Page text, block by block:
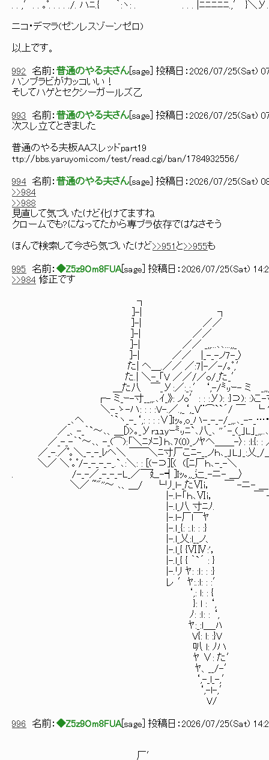
. . ,′. . ｡ﾟ. . . . ./. ハﾆ.{ ｀:ヽ: . . . . |ﾆﾆﾆﾆﾆ.,′ }＼У./
ニコ・デマラ(ゼンレスゾーンゼロ)
以上です。
992 名前： 普通のやる夫さん sage ] 投稿日： 2026/07/25(Sat)
ハンブラビがカッコいい！
そしてハゲとセクシーガールズ乙
993 名前： 普通のやる夫さん sage ] 投稿日： 2026/07/25(Sat)
次スレ立てときました
普通のやる夫板AAスレッドpart19
ttp://bbs.yaruyomi.com/test/read.cgi/ban/1784932556/
994 名前： 普通のやる夫さん sage ] 投稿日： 2026/07/25(Sat)
>>984
>>988
見直して気づいたけど化けてますね
クロームでも?になってたから専ブラ依存ではなさそう
ほんで検索して今さら気づいたけど >>951 と>>955も
995 名前： ◆Z5z9Om8FUA[ sage ] 投稿日： 2026/07/25(Sat)
>>984 修正です
┐
]-| ┐
]-| ／／
]-| ／／
]-| ／／ _,,...､､...,,_
]-| ／／ |_-_-ノ7-_〉
た| ヘ＿.／／ ／:7|-／-/｡ﾟ,′
た.| ＼-_「V ／／/／o/_た_′
＿た八 ￣_У:／:_:,′ ‘,-/㍉ｰ- ミ
┌- ミ_ｰ-寸__,,.､ｲ_》: ノo′: : :У): :}⊃): :)こ-
＼-_ゝ-ハ: : : :V-.／.,_‘,_V¨⌒``´/ ￣ └
_､ヘ ｀`ヽ_-_‘,: : : :∨]Iｯ｡,o_ハ-_-_-/_,,.､_-‐_…･･
／_、-_｀`～､、＿[)>｡_Уrｭｭyｰ㍉ﾆ`､八_､ ''´-_(_｣L｣_,,..､､
／_-_-｀`～､、-_(⌒):「＼ﾆﾒﾆ〕ｈ､7(0)_ノﾔヘ＿＿-〉: :l:{: :
／_-.／ﾟ｡＼_-_-_ﾚヘ＼ ￣￣＼ﾆ寸厂こﾆ-__ノｈ､_」L」_:乂_/
＼／ ＼ﾟ｡ﾟ/-_-_-_-_.`､:＼: : [(ｰ⊃][( ([ﾆ厂ｈ､-_-＼ )>
. /-_-／_-_-_-L_／￣廴-┥]Iｯ｡,,_辷_-ニ- ＿〉 ￣
＼／ ~"''～ ､、＿/ └リ_l-_たⅥi， ￣ -ニ
|-.l-「ｈ､Ⅵi， ￣ -ニ
|-.l_八 寸ﾆﾉ. ￣ -ニ
|-.l-厂l￣ﾔ ￣ -｀
|-.ｌ_{: :.l: : :} )>
|-.l_乂:l__ノ、 〕
|-.l_{ {ⅥⅣ:'，
|-.l_{ { ｀`´ : }
|-.リ ﾔ: :ｌ: : :}
レ ′ﾔ:.:l: : :′
‘,: l: : {
}: l : ‘,
ﾉ: :ｌ: : ‘,
ﾔ:_:l＿_ﾊ
V{: l: :}V
叭 l: ﾉハ
ﾔ ∨: た′
ﾔ、__/-′
‘,-_l_-,′
‘,-l-,′
V/
996 名前： ◆Z5z9Om8FUA[ sage ] 投稿日： 2026/07/25(Sat)
厂′